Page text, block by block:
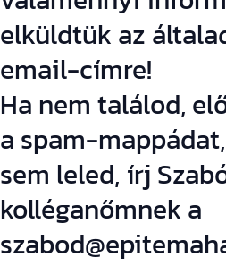
elküldtük az
email-címre!
Ha nem találod,
a spam-
sem leled, írj
kolléganőmnek a